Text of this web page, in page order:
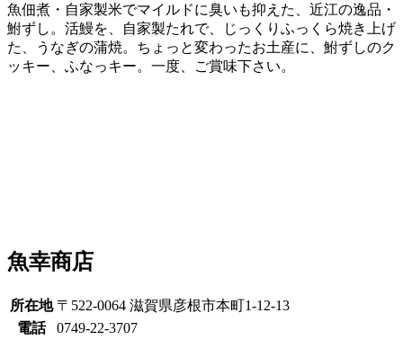
魚佃煮・自家製米でマイルドに臭いも抑えた、近江の逸品・
鮒ずし。活鰻を、自家製たれで、じっくりふっくら焼き上げ
た、うなぎの蒲焼。ちょっと変わったお土産に、鮒ずしのク
ッキー、ふなっキー。一度、ご賞味下さい。
魚幸商店
所在地 〒522-0064 滋賀県彦根市本町1-12-13
電話
0749-22-3707